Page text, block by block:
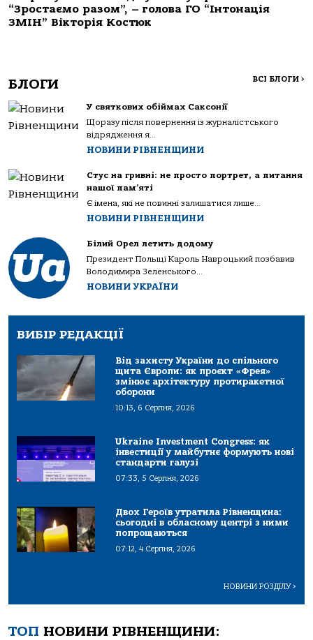
“Зростаємо разом”, – голова ГО “Інтонація
ЗМІН” Вікторія Костюк
БЛОГИ ВСІ БЛОГИ >
У святкових обіймах Саксонії
Щоразу після повернення із журналістського
відрядження я...
НОВИНИ РІВНЕНЩИНИ
Стус на гривні: не просто портрет, а питання
нашої пам’яті
Є імена, які не повинні залишатися лише...
НОВИНИ РІВНЕНЩИНИ
Білий Орел летить додому
Президент Польщі Кароль Навроцький позбавив
Володимира Зеленського...
НОВИНИ УКРАЇНИ
ВИБІР РЕДАКЦІЇ
Від захисту України до спільного
щита Європи: як проєкт «Фрея»
змінює архітектуру протиракетної
оборони
10:13, 6 Серпня, 2026
Ukraine Investment Congress: як
інвестиції у майбутнє формують нові
стандарти галузі
07:33, 5 Серпня, 2026
Двох Героїв утратила Рівненщина:
сьогодні в обласному центрі з ними
попрощаються
07:12, 4 Серпня, 2026
НОВИНИ РОЗДІЛУ>
ТОП НОВИНИ РІВНЕНЩИНИ: